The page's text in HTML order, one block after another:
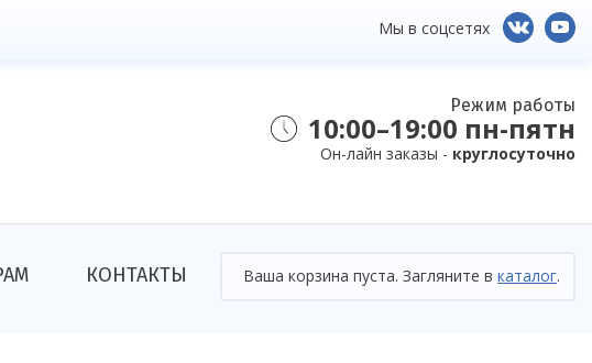
Мы в соцсетях
Режим работы
10:00–19:00 пн-пятн
Он-лайн заказы - круглосуточно
КОНТАКТЫ Ваша корзина пуста. Загляните в каталог.